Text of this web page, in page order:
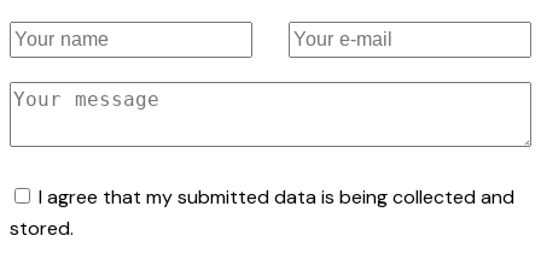
I agree that my submitted data is being collected and
stored.